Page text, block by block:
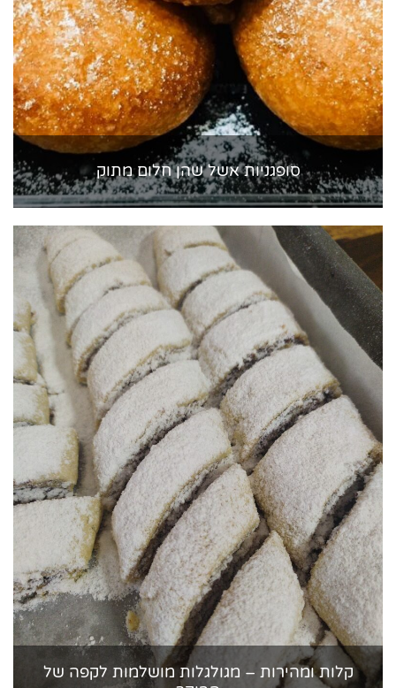
סופגניות אשל שהן חלום מתוק
קלות ומהירות – מגולגלות מושלמות לקפה של